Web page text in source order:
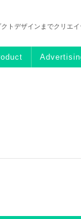
トデザインまでクリエ